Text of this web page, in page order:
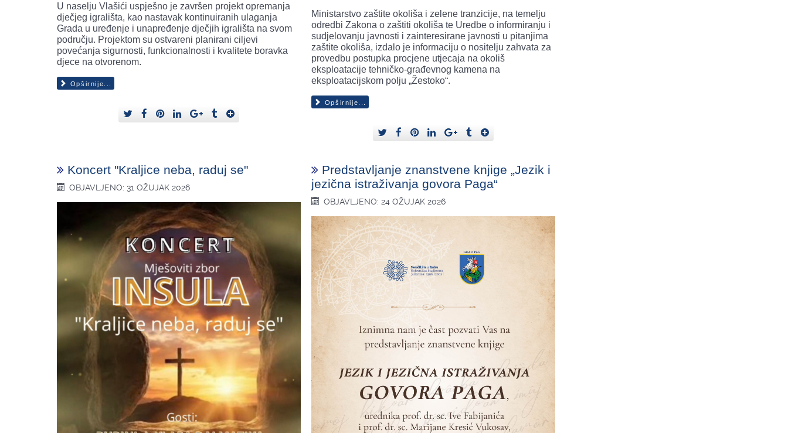
U naselju Vlašići uspješno je završen projekt opremanja
dječjeg igrališta, kao nastavak kontinuiranih ulaganja
Grada u uređenje i unapređenje dječjih igrališta na svom
području. Projektom su ostvareni planirani ciljevi
povećanja sigurnosti, funkcionalnosti i kvalitete boravka
djece na otvorenom.
Opširnije...
Ministarstvo zaštite okoliša i zelene tranzicije, na temelju
odredbi Zakona o zaštiti okoliša te Uredbe o informiranju i
sudjelovanju javnosti i zainteresirane javnosti u pitanjima
zaštite okoliša, izdalo je informaciju o nositelju zahvata za
provedbu postupka procjene utjecaja na okoliš
eksploatacije tehničko-građevnog kamena na
eksploatacijskom polju „Žestoko“.
Opširnije...
Koncert "Kraljice neba, raduj se"
OBJAVLJENO: 31 OŽUJAK 2026
Predstavljanje znanstvene knjige „Jezik i
jezična istraživanja govora Paga“
OBJAVLJENO: 24 OŽUJAK 2026